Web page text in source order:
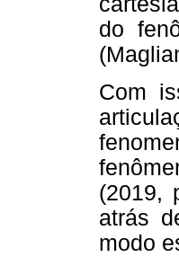
do
Com
(2019,
atrás
modo